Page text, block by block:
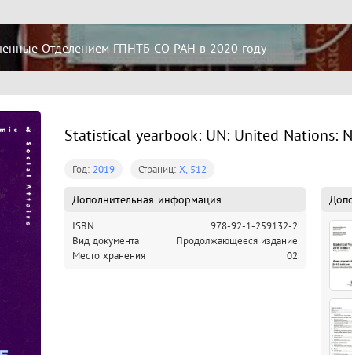
Отделением ГПНТБ СО РАН в 2020 году
Statistical yearbook: UN: United Nations:
Год: 2019 Страниц: X, 512
Дополнительная информация
ISBN
978-92-1-259132-2
Вид документа
Продолжающееся издание
Место хранения
02